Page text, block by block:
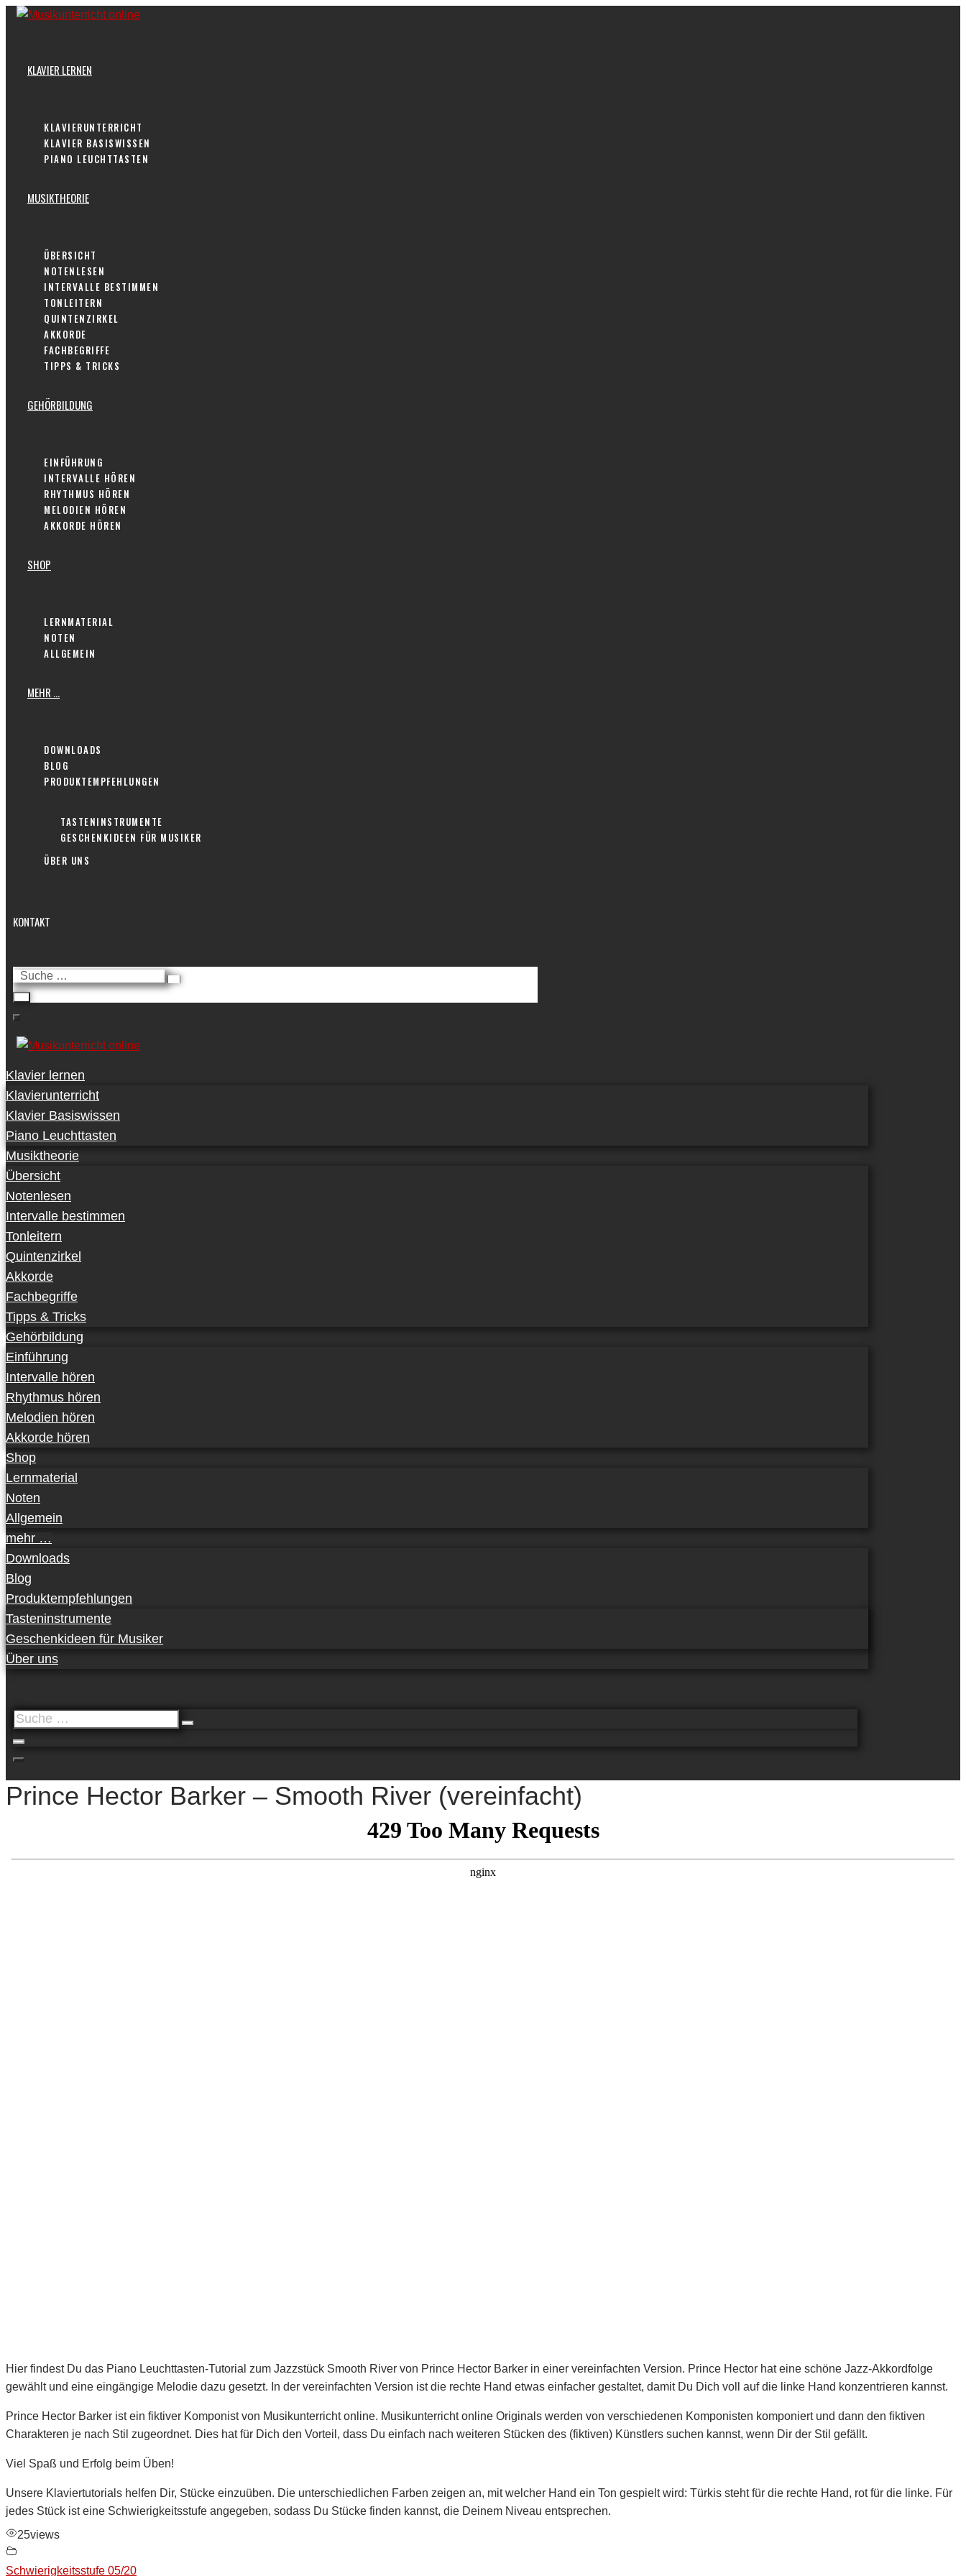
Skip
KLAVIER LERNEN
KLAVIERUNTERRICHT
KLAVIER BASISWISSEN
PIANO LEUCHTTASTEN
MUSIKTHEORIE
ÜBERSICHT
NOTENLESEN
INTERVALLE BESTIMMEN
TONLEITERN
QUINTENZIRKEL
AKKORDE
FACHBEGRIFFE
TIPPS & TRICKS
GEHÖRBILDUNG
EINFÜHRUNG
INTERVALLE HÖREN
RHYTHMUS HÖREN
MELODIEN HÖREN
AKKORDE HÖREN
SHOP
LERNMATERIAL
NOTEN
ALLGEMEIN
MEHR …
DOWNLOADS
BLOG
PRODUKTEMPFEHLUNGEN
TASTENINSTRUMENTE
GESCHENKIDEEN FÜR MUSIKER
ÜBER UNS
KONTAKT
Suche
…
Klavier lernen
Klavierunterricht
Klavier Basiswissen
Piano Leuchttasten
Musiktheorie
Übersicht
Notenlesen
Intervalle bestimmen
Tonleitern
Quintenzirkel
Akkorde
Fachbegriffe
Tipps & Tricks
Gehörbildung
Einführung
Intervalle hören
Rhythmus hören
Melodien hören
Akkorde hören
Shop
Lernmaterial
Noten
Allgemein
mehr …
Downloads
Blog
Produktempfehlungen
Tasteninstrumente
Geschenkideen für Musiker
Über uns
Suche
Prince Hector Barker – Smooth River (vereinfacht)
Hier findest Du das Piano Leuchttasten-Tutorial zum Jazzstück Smooth River von Prince Hector Barker in einer vereinfachten Version. Prince Hector hat eine schöne Jazz-Akkordfolge
gewählt und eine eingängige Melodie dazu gesetzt. In der vereinfachten Version ist die rechte Hand etwas einfacher gestaltet, damit Du Dich voll auf die linke Hand konzentrieren kannst.
Prince Hector Barker ist ein fiktiver Komponist von Musikunterricht online. Musikunterricht online Originals werden von verschiedenen Komponisten komponiert und dann den fiktiven
Charakteren je nach Stil zugeordnet. Dies hat für Dich den Vorteil, dass Du einfach nach weiteren Stücken des (fiktiven) Künstlers suchen kannst, wenn Dir der Stil gefällt.
Viel Spaß und Erfolg beim Üben!
Unsere Klaviertutorials helfen Dir, Stücke einzuüben. Die unterschiedlichen Farben zeigen an, mit welcher Hand ein Ton gespielt wird: Türkis steht für die rechte Hand, rot für die linke. Für
jedes Stück ist eine Schwierigkeitsstufe angegeben, sodass Du Stücke finden kannst, die Deinem Niveau entsprechen.
25views
Schwierigkeitsstufe 05/20